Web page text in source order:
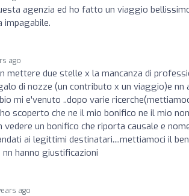
agenzia ed ho fatto un viaggio
ago
mettere due stelle x la mancanza di
di nozze (un contributo x un viaggio)e nn
mi e'venuto ..dopo varie
scoperto che ne il mio bonifico ne il mio
un bonifico che riporta causale e
ai legittimi destinatari....mettiamoci il
hanno giustificazioni
ago